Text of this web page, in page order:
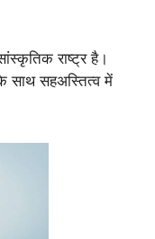
राष्ट्र है।
साथ सहअस्तित्व में